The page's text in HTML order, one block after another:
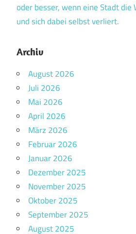
oder besser, wenn eine Stadt
und sich dabei selbst verliert.
Archiv
August 2026
Juli 2026
Mai 2026
April 2026
März 2026
Februar 2026
Januar 2026
Dezember 2025
November 2025
Oktober 2025
September 2025
August 2025